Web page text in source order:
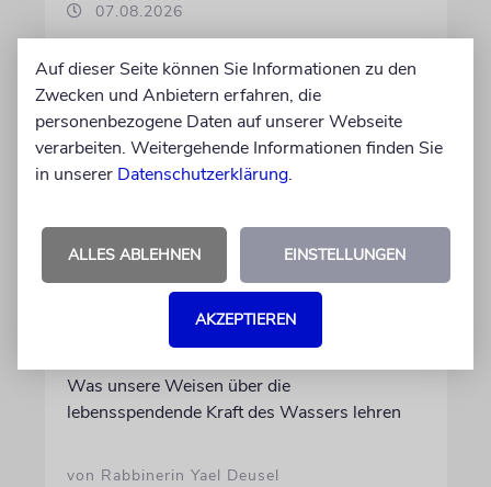
07.08.2026
Was unsere Weisen über die
lebensspendende Kraft des Wassers lehren
von Rabbinerin Yael Deusel
Auf dieser Seite können Sie Informationen zu den
Zwecken und Anbietern erfahren, die
personenbezogene Daten auf unserer Webseite
verarbeiten. Weitergehende Informationen finden Sie
in unserer Datenschutzerklärung.
ALLES ABLEHNEN EINSTELLUNGEN
AKZEPTIEREN